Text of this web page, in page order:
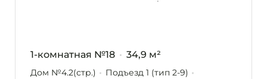
1-комнатная №18 34,9 м²
Дом №4.2(стр.)
Подъезд 1 (тип 2-9)